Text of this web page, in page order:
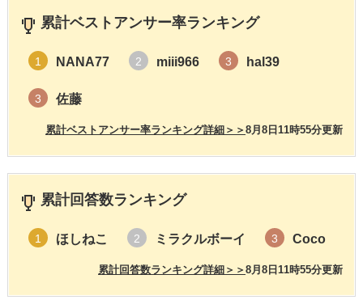
累計ベストアンサー率ランキング
1 NANA77 2 miii966 3 hal39
3 佐藤
8月8日11時55分更新
累計ベストアンサー率ランキング詳細＞＞
累計回答数ランキング
1 ほしねこ 2 ミラクルボーイ 3 Coco
8月8日11時55分更新
累計回答数ランキング詳細＞＞